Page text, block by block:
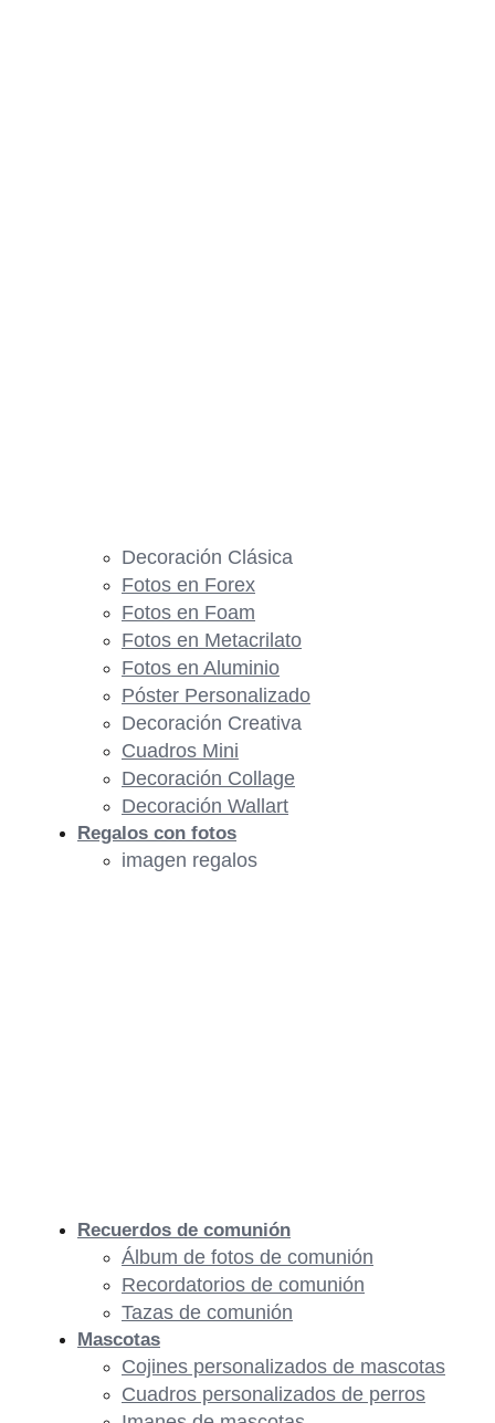
Decoración Clásica
Fotos en Forex
Fotos en Foam
Fotos en Metacrilato
Fotos en Aluminio
Póster Personalizado
Decoración Creativa
Cuadros Mini
Decoración Collage
Decoración Wallart
Regalos con fotos
imagen regalos
Recuerdos de comunión
Álbum de fotos de comunión
Recordatorios de comunión
Tazas de comunión
Mascotas
Cojines personalizados de mascotas
Cuadros personalizados de perros